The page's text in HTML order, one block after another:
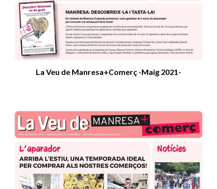
La Veu de Manresa+Comerç -Maig 2021-